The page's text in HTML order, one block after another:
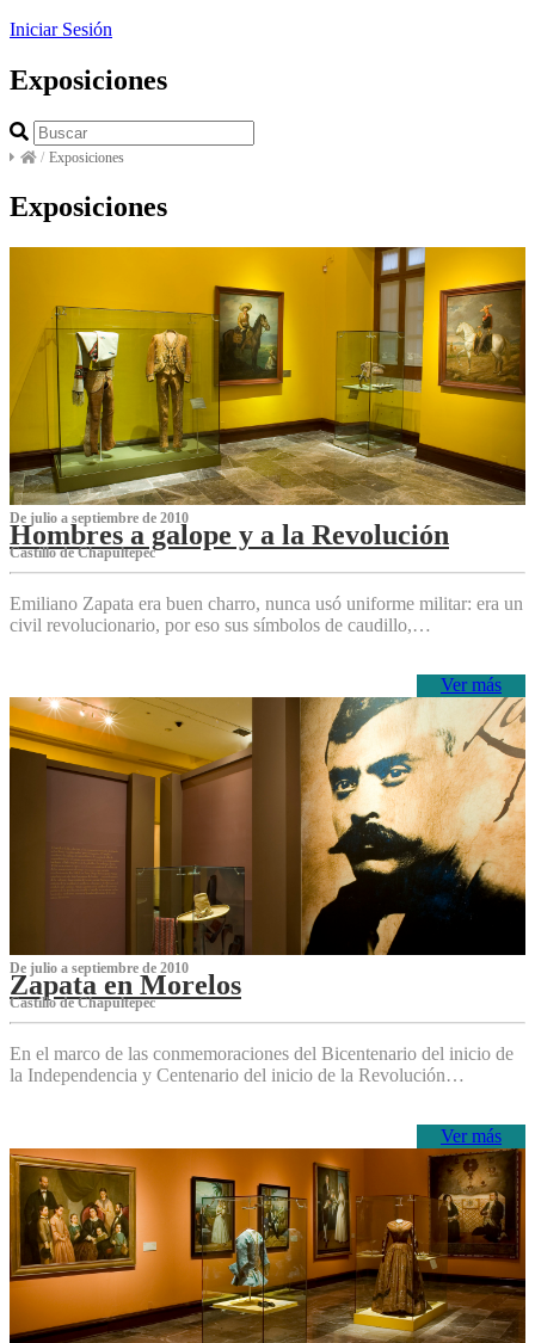
Iniciar Sesión
Exposiciones
/ Exposiciones
Exposiciones
De julio a septiembre de 2010
Hombres a galope y a la Revolución
Castillo de Chapultepec
Emiliano Zapata era buen charro, nunca usó uniforme militar: era un
civil revolucionario, por eso sus símbolos de caudillo,…
Ver más
De julio a septiembre de 2010
Zapata en Morelos
Castillo de Chapultepec
En el marco de las conmemoraciones del Bicentenario del inicio de
la Independencia y Centenario del inicio de la Revolución…
Ver más